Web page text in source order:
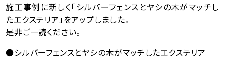
施工事例に新しく「シルバーフェンスとヤシの木がマッチし
たエクステリア」をアップしました。
是非ご一読ください。
●シルバーフェンスとヤシの木がマッチしたエクステリア